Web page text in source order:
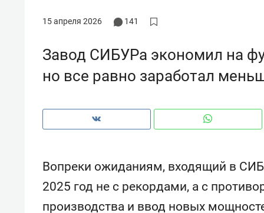
15 апреля 2026 141
Завод СИБУРа экономил на
но все равно заработал
Вопреки ожиданиям, входящий в
2025 год не с рекордами, а с
производства и ввод новых
Рекомендуем
Как ГК «МИР ГРУПП» и ВТБ
создают оазис жилого
комфорта под Казанью
150
ID